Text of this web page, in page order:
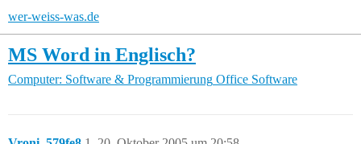
wer-weiss-was.de
MS Word in Englisch?
Computer: Software & Programmierung Office Software